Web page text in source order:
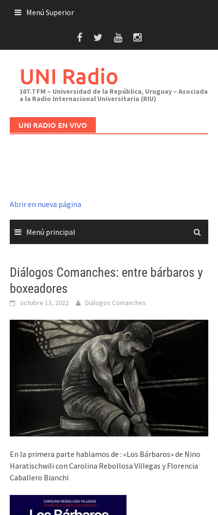
Menú Superior
UNI Radio
107.7 FM – Universidad de la República, Uruguay – Asociada
a la Radio Internacional Universitaria (RIU)
UNI RADIO EN VIVO
Abrir en nueva página
Menú principal
Diálogos Comanches: entre bárbaros y
boxeadores
octubre 13, 2022 Diálogos Comanches
En la primera parte hablamos de : «Los Bárbaros» de Nino
Haratischwili con Carolina Rebollosa Villegas y Florencia
Caballero Bianchi